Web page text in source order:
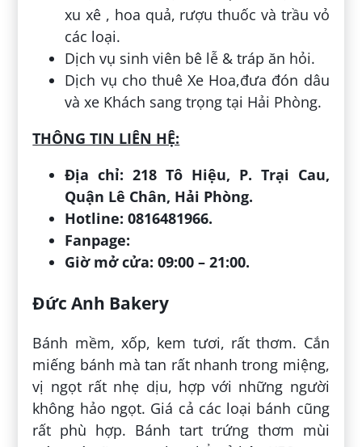
xu xê , hoa quả, rượu thuốc và trầu vỏ
các loại.
Dịch vụ sinh viên bê lễ & tráp ăn hỏi.
Dịch vụ cho thuê Xe Hoa,đưa đón dâu
và xe Khách sang trọng tại Hải Phòng.
THÔNG TIN LIÊN HỆ:
Địa chỉ: 218 Tô Hiệu, P. Trại Cau,
Quận Lê Chân, Hải Phòng.
Hotline: 0816481966.
Fanpage:
Giờ mở cửa: 09:00 – 21:00.
Đức Anh Bakery
Bánh mềm, xốp, kem tươi, rất thơm. Cắn
miếng bánh mà tan rất nhanh trong miệng,
vị ngọt rất nhẹ dịu, hợp với những người
không hảo ngọt. Giá cả các loại bánh cũng
rất phù hợp. Bánh tart trứng thơm mùi